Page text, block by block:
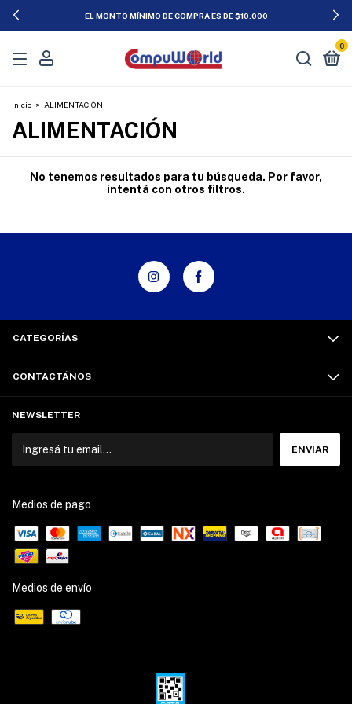
EL MONTO MÍNIMO DE COMPRA ES DE $10.000
0
Inicio > ALIMENTACIÓN
ALIMENTACIÓN
No tenemos resultados para tu búsqueda. Por favor,
intentá con otros filtros.
CATEGORÍAS
CONTACTÁNOS
NEWSLETTER
Medios de pago
Medios de envío